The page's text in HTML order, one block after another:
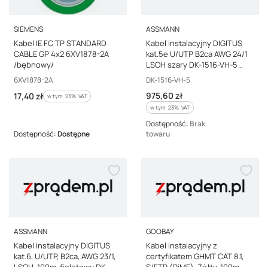
PRODUCENT
SIEMENS
Kabel IE FC TP STANDARD
CABLE GP 4x2 6XV1878-2A
/bębnowy/
Kod producenta
6XV1878-2A
Cena brutto
17,40 zł w tym %s VAT
w tym 23% VAT
Dostępność:Dostępne
PRODUCENT
ASSMANN
Kabel instalacyjny DIGITUS
kat.5e U/UTP B2ca AWG 24/1
LSOH szary DK-1516-VH-5
/500m/
Kod producenta
DK-1516-VH-5
Cena brutto
975,60 zł
w tym %s VAT
w tym 23% VAT
Dostępność: Brak
towaru
PRODUCENT
ASSMANN
Kabel instalacyjny DIGITUS
kat.6, U/UTP, B2ca, AWG 23/1,
PRODUCENT
GOOBAY
Kabel instalacyjny z
certyfikatem GHMT CAT 8.1,